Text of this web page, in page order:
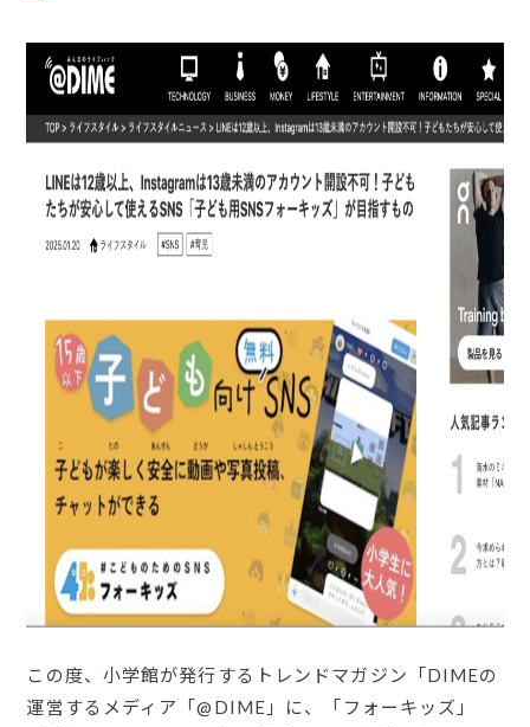
この度、小学館が発行するトレンドマガジン「DIMEの
運営するメディア「@DIME」に、「フォーキッズ」